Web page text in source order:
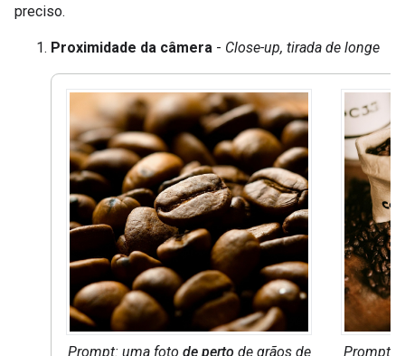
preciso.
Proximidade da câmera - Close-up, tirada de longe
Prompt: uma foto de pertode grãos de
Prompt: